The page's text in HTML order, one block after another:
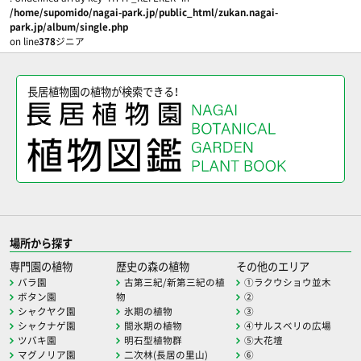
/home/supomido/nagai-park.jp/public_html/zukan.nagai-
park.jp/album/single.php
on line378ジニア
長居植物園の植物が検索できる！
場所から探す
専門園の植物
バラ園
ボタン園
シャクヤク園
シャクナゲ園
ツバキ園
マグノリア園
歴史の森の植物
古第三紀/新第三紀の植
物
氷期の植物
間氷期の植物
明石型植物群
二次林(長居の里山)
その他のエリア
①ラクウショウ並木
②
③
④サルスベリの広場
⑤大花壇
⑥